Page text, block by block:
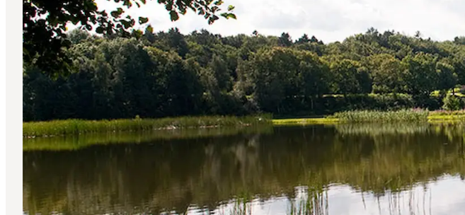
Reiseplanung
Inspiration